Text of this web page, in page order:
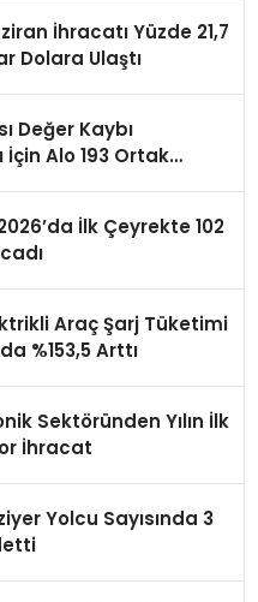
İhracatı Yüzde 21,7
Dolara Ulaştı
Değer Kaybı
İçin Alo 193 Ortak
İlk Çeyrekte 102
Araç Şarj Tüketimi
%153,5 Arttı
Sektöründen Yılın İlk
İhracat
Yolcu Sayısında 3